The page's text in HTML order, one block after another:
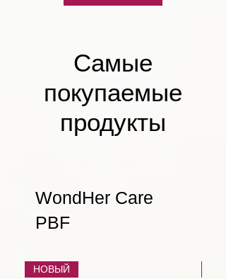
Самые
покупаемые
продукты
WondHer Care
PBF
НОВЫЙ